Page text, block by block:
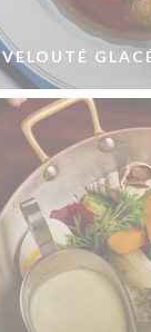
VELOUTÉ